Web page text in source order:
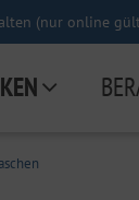
(nur online